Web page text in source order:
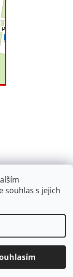
souhlas s jejich
práva